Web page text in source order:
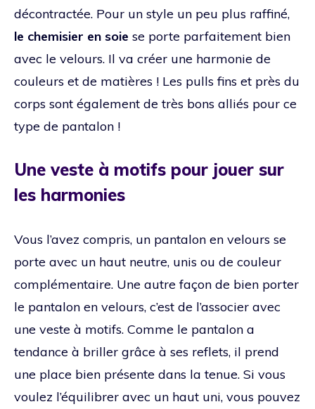
décontractée. Pour un style un peu plus raffiné,
le chemisier en soie se porte parfaitement bien
avec le velours. Il va créer une harmonie de
couleurs et de matières ! Les pulls fins et près du
corps sont également de très bons alliés pour ce
type de pantalon !
Une veste à motifs pour jouer sur
les harmonies
Vous l’avez compris, un pantalon en velours se
porte avec un haut neutre, unis ou de couleur
complémentaire. Une autre façon de bien porter
le pantalon en velours, c’est de l’associer avec
une veste à motifs. Comme le pantalon a
tendance à briller grâce à ses reflets, il prend
une place bien présente dans la tenue. Si vous
voulez l’équilibrer avec un haut uni, vous pouvez